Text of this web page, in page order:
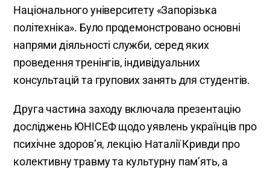
Національного університету «Запорізька
політехніка». Було продемонстровано основні
напрями діяльності служби, серед яких
проведення тренінгів, індивідуальних
консультацій та групових занять для студентів.
Друга частина заходу включала презентацію
досліджень ЮНІСЕФ щодо уявлень українців про
психічне здоров’я, лекцію Наталії Кривди про
колективну травму та культурну пам’ять, а